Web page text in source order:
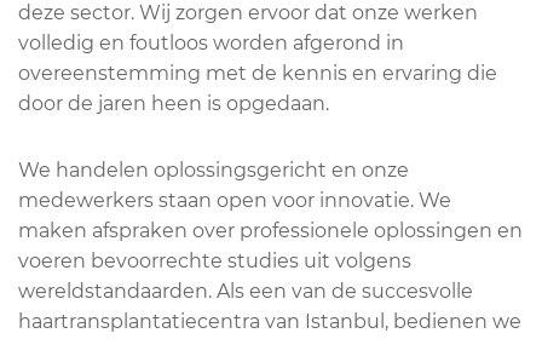
deze sector. Wij zorgen ervoor dat onze werken
volledig en foutloos worden afgerond in
overeenstemming met de kennis en ervaring die
door de jaren heen is opgedaan.
We handelen oplossingsgericht en onze
medewerkers staan open voor innovatie. We
maken afspraken over professionele oplossingen en
voeren bevoorrechte studies uit volgens
wereldstandaarden. Als een van de succesvolle
haartransplantatiecentra van Istanbul, bedienen we